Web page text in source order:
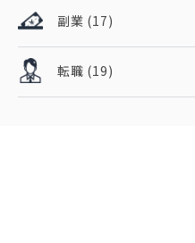
副業 (17)
転職 (19)